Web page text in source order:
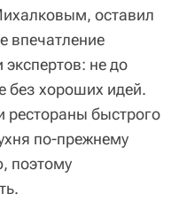
оставил
впечатление
не до
без хороших идей.
быстрого
по-прежнему
поэтому